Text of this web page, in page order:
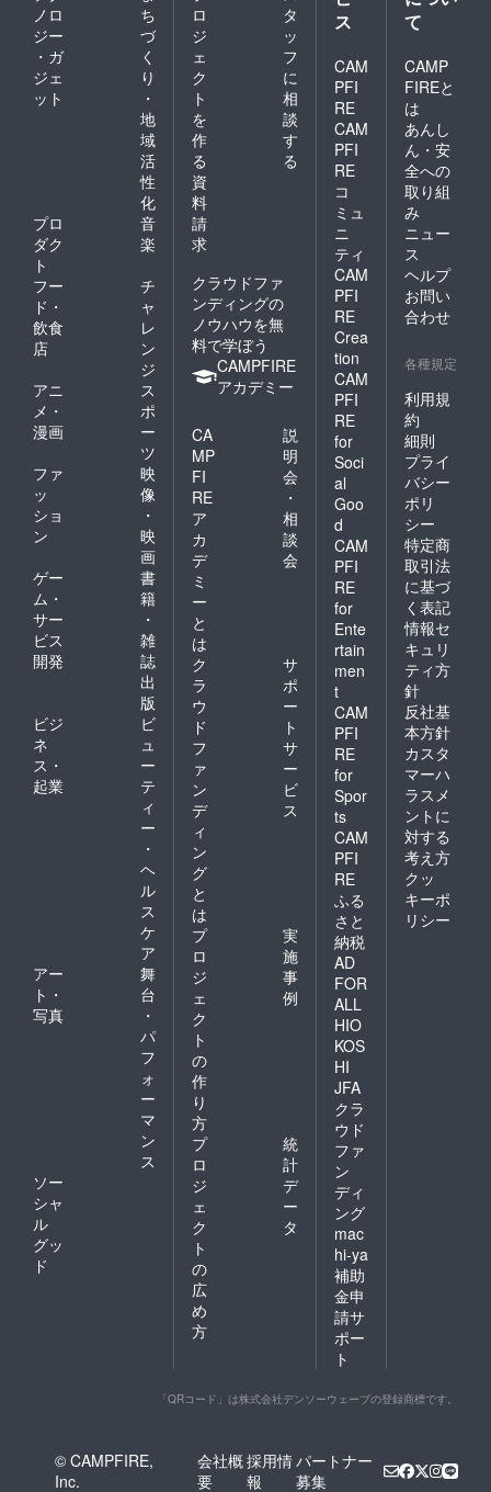
ノロ
ジー
・ガ
ジェ
ット
ち
づ
く
り
・
地
域
活
性
化
プロ
ダク
ト
音
楽
フー
ド・
飲食
店
チ
ャ
レ
ン
ジ
アニ
メ・
漫画
ス
ポ
ー
ツ
ファ
ッ
ショ
ン
映
像
・
映
画
ゲー
ム・
サー
ビス
開発
書
籍
・
雑
誌
出
版
ビジ
ネ
ス・
起業
ビ
ュ
ー
テ
ィ
ー
・
ヘ
ル
ス
ケ
ア
アー
ト・
写真
舞
台
・
パ
フ
ォ
ー
マ
ン
ス
ソー
シャ
ル
グッ
ド
ロ
ジ
ェ
ク
ト
を
作
る
タ
ッ
フ
に
相
談
す
る
資
料
請
求
クラウドファ
ンディングの
ノウハウを無
料で学ぼう
CAMPFIRE
アカデミー
CA
MP
FI
RE
ア
カ
デ
ミ
ー
と
は
説
明
会
・
相
談
会
ク
ラ
ウ
ド
フ
ァ
ン
デ
ィ
ン
グ
と
は
サ
ポ
ー
ト
サ
ー
ビ
ス
プ
ロ
ジ
ェ
ク
ト
の
作
り
方
実
施
事
例
プ
ロ
ジ
ェ
ク
ト
の
広
め
方
統
計
デ
ー
タ
ス
CAM
PFI
RE
CAM
PFI
RE
コ
ミュ
ニ
ティ
CAM
PFI
RE
Crea
tion
CAM
PFI
RE
for
Soci
al
Goo
d
CAM
PFI
RE
for
Ente
rtain
men
t
CAM
PFI
RE
for
Spor
ts
CAM
PFI
RE
ふる
さと
納税
AD
FOR
ALL
HIO
KOS
HI
JFA
クラ
ウド
ファ
ン
ディ
ング
mac
hi-ya
補助
金申
請サ
ポー
ト
て
CAMP
FIREと
は
あんし
ん・安
全への
取り組
み
ニュー
ス
ヘルプ
お問い
合わせ
各種規定
利用規
約
細則
プライ
バシー
ポリ
シー
特定商
取引法
に基づ
く表記
情報セ
キュリ
ティ方
針
反社基
本方針
カスタ
マーハ
ラスメ
ントに
対する
考え方
クッ
キーポ
リシー
「QRコード」は株式会社デンソーウェーブの登録商標です。
© CAMPFIRE,
Inc.
会社概
要
採用情
報
パートナー
募集